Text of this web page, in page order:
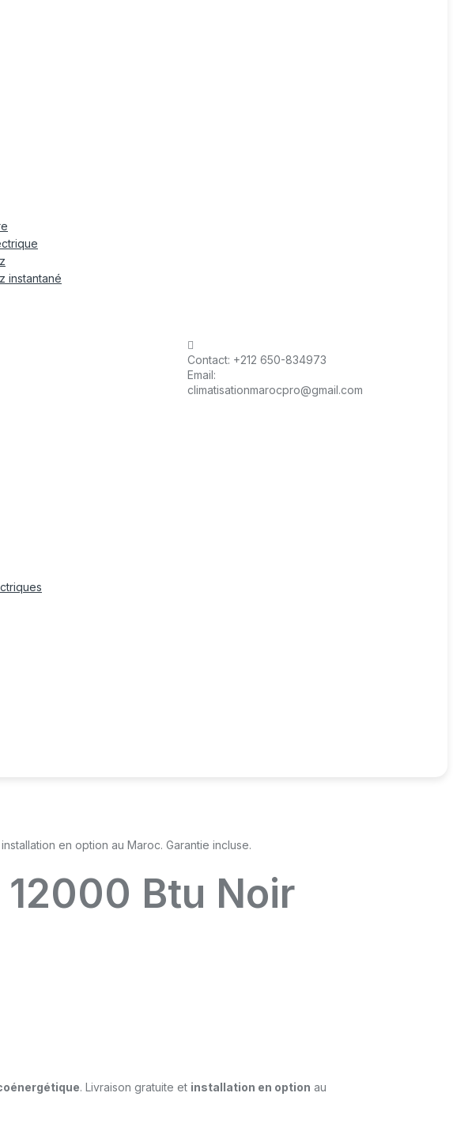
instantané
Contact: +212 650-834973
Email:
climatisationmarocpro@gmail.com
Btu Noir
. Livraison gratuite et installation en option au